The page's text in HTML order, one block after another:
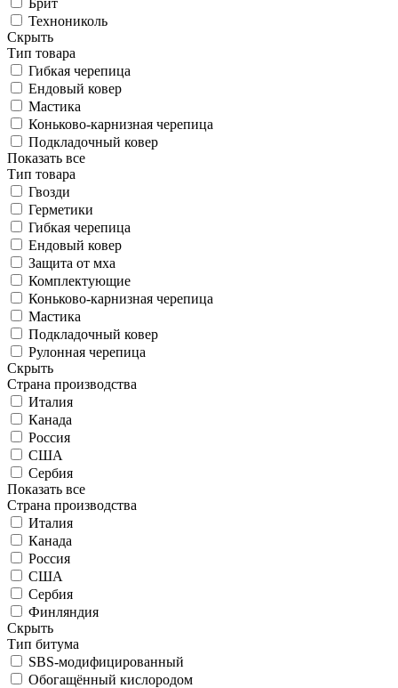
Технониколь
Скрыть
Тип товара
Гибкая черепица
Ендовый ковер
Мастика
Коньково-карнизная черепица
Подкладочный ковер
Показать все
Тип товара
Гвозди
Герметики
Гибкая черепица
Ендовый ковер
Защита от мха
Комплектующие
Коньково-карнизная черепица
Мастика
Подкладочный ковер
Рулонная черепица
Скрыть
Страна производства
Италия
Канада
Россия
США
Сербия
Показать все
Страна производства
Италия
Канада
Россия
США
Сербия
Финляндия
Скрыть
Тип битума
SBS-модифицированный
Обогащённый кислородом